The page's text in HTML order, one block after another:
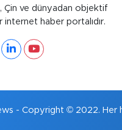
Çin ve dünyadan objektif
internet haber portalıdır.
- Copyright © 2022. Her